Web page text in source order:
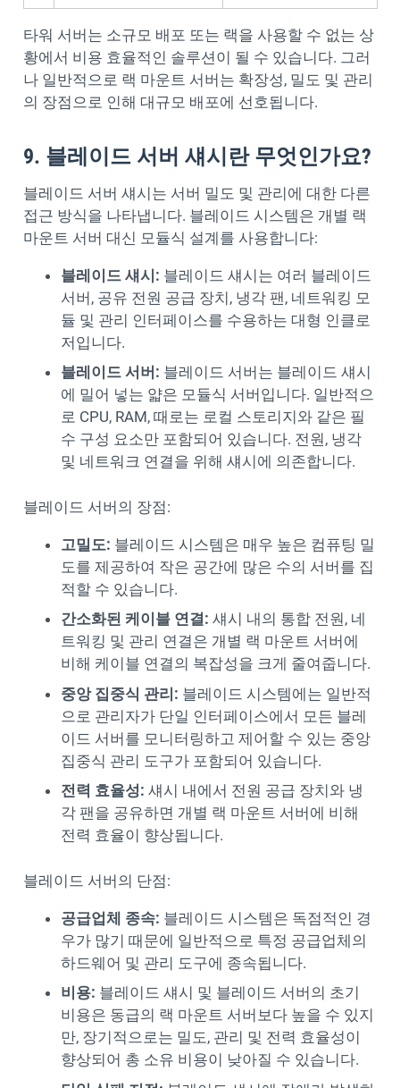
타워 서버는 소규모 배포 또는 랙을 사용할 수 없는 상
황에서 비용 효율적인 솔루션이 될 수 있습니다. 그러
나 일반적으로 랙 마운트 서버는 확장성, 밀도 및 관리
의 장점으로 인해 대규모 배포에 선호됩니다.
9. 블레이드 서버 섀시란 무엇인가요?
블레이드 서버 섀시는 서버 밀도 및 관리에 대한 다른
접근 방식을 나타냅니다. 블레이드 시스템은 개별 랙
마운트 서버 대신 모듈식 설계를 사용합니다:
블레이드 섀시: 블레이드 섀시는 여러 블레이드
서버, 공유 전원 공급 장치, 냉각 팬, 네트워킹 모
듈 및 관리 인터페이스를 수용하는 대형 인클로
저입니다.
블레이드 서버: 블레이드 서버는 블레이드 섀시
에 밀어 넣는 얇은 모듈식 서버입니다. 일반적으
로 CPU, RAM, 때로는 로컬 스토리지와 같은 필
수 구성 요소만 포함되어 있습니다. 전원, 냉각
및 네트워크 연결을 위해 섀시에 의존합니다.
블레이드 서버의 장점:
고밀도: 블레이드 시스템은 매우 높은 컴퓨팅 밀
도를 제공하여 작은 공간에 많은 수의 서버를 집
적할 수 있습니다.
간소화된 케이블 연결: 섀시 내의 통합 전원, 네
트워킹 및 관리 연결은 개별 랙 마운트 서버에
비해 케이블 연결의 복잡성을 크게 줄여줍니다.
중앙 집중식 관리: 블레이드 시스템에는 일반적
으로 관리자가 단일 인터페이스에서 모든 블레
이드 서버를 모니터링하고 제어할 수 있는 중앙
집중식 관리 도구가 포함되어 있습니다.
전력 효율성: 섀시 내에서 전원 공급 장치와 냉
각 팬을 공유하면 개별 랙 마운트 서버에 비해
전력 효율이 향상됩니다.
블레이드 서버의 단점:
공급업체 종속: 블레이드 시스템은 독점적인 경
우가 많기 때문에 일반적으로 특정 공급업체의
하드웨어 및 관리 도구에 종속됩니다.
비용: 블레이드 섀시 및 블레이드 서버의 초기
비용은 동급의 랙 마운트 서버보다 높을 수 있지
만, 장기적으로는 밀도, 관리 및 전력 효율성이
향상되어 총 소유 비용이 낮아질 수 있습니다.